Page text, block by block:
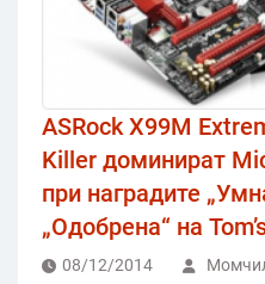
ASRock X99M
Killer доминират
при наградите
„Одобрена“ на
08/12/2014